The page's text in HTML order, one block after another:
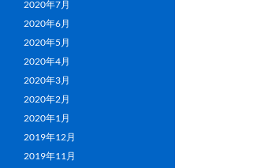
2020年7月
2020年6月
2020年5月
2020年4月
2020年3月
2020年2月
2020年1月
2019年12月
2019年11月